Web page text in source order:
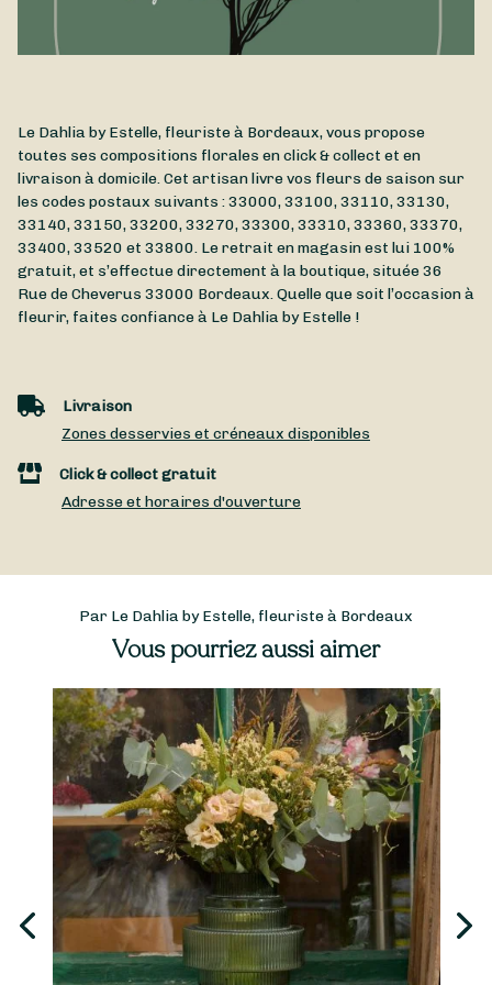
Le Dahlia by Estelle, fleuriste à Bordeaux, vous propose
toutes ses compositions florales en click & collect et en
livraison à domicile. Cet artisan livre vos fleurs de saison sur
les codes postaux suivants : 33000, 33100, 33110, 33130,
33140, 33150, 33200, 33270, 33300, 33310, 33360, 33370,
33400, 33520 et 33800. Le retrait en magasin est lui 100%
gratuit, et s’effectue directement à la boutique, située36
Rue de Cheverus 33000 Bordeaux. Quelle que soit l’occasion à
fleurir, faites confiance à Le Dahlia by Estelle !
Livraison
Zones desservies et créneaux disponibles
Click & collect gratuit
Adresse et horaires d'ouverture
Par Le Dahlia by Estelle, fleuriste à Bordeaux
Vous pourriez aussi aimer